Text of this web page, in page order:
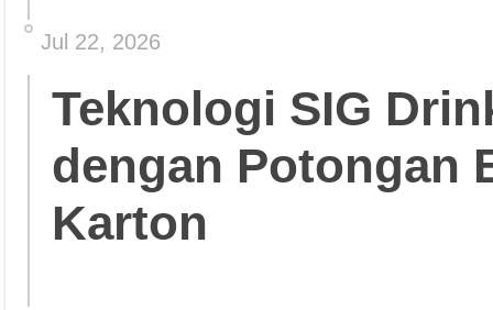
Jul 22, 2026
Teknologi SIG
dengan Potongan
Karton